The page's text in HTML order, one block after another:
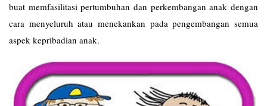
buat memfasilitasi pertumbuhan dan perkembangan anak dengan
cara menyeluruh atau menekankan pada pengembangan semua
aspek kepribadian anak.